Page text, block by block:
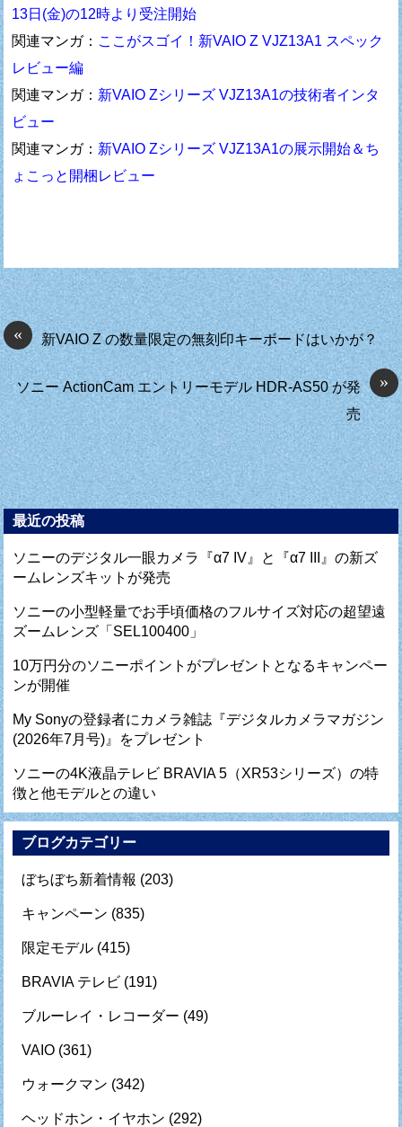
13日(金)の12時より受注開始
関連マンガ： ここがスゴイ！新VAIO Z VJZ13A1 スペック
レビュー編
関連マンガ： 新VAIO Zシリーズ VJZ13A1の技術者インタ
ビュー
関連マンガ： 新VAIO Zシリーズ VJZ13A1の展示開始＆ち
ょこっと開梱レビュー
« 新VAIO Z の数量限定の無刻印キーボードはいかが？
»
ソニー ActionCam エントリーモデル HDR-AS50 が発
売
最近の投稿
ソニーのデジタル一眼カメラ『α7 IV』と『α7 III』の新ズ
ームレンズキットが発売
ソニーの小型軽量でお手頃価格のフルサイズ対応の超望遠
ズームレンズ「SEL100400」
10万円分のソニーポイントがプレゼントとなるキャンペー
ンが開催
My Sonyの登録者にカメラ雑誌『デジタルカメラマガジン
(2026年7月号)』をプレゼント
ソニーの4K液晶テレビ BRAVIA 5（XR53シリーズ）の特
徴と他モデルとの違い
ブログカテゴリー
ぼちぼち新着情報 (203)
キャンペーン (835)
限定モデル (415)
BRAVIA テレビ (191)
ブルーレイ・レコーダー (49)
VAIO (361)
ウォークマン (342)
ヘッドホン・イヤホン (292)